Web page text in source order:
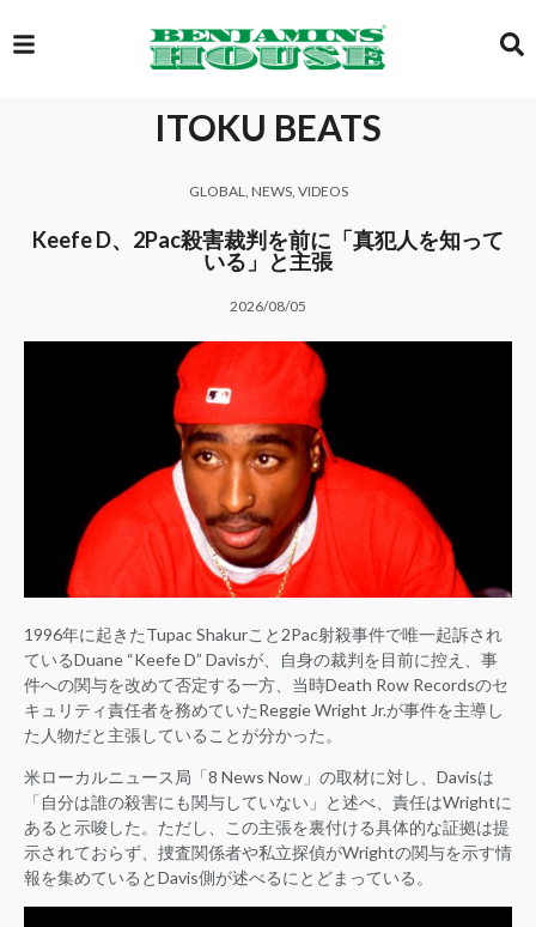
EXCLUSIVE
GLOBAL
GALLERY
LOGIN
ITOKU BEATS
GLOBAL NEWS, VIDEOS
Keefe D、2Pac殺害裁判を前に「真犯人を知って
いる」と主張
2026/08/05
1996年に起きたTupac Shakurこと2Pac射殺事件で唯一起訴され
ているDuane “Keefe D” Davisが、自身の裁判を目前に控え、事
件への関与を改めて否定する一方、当時Death Row Recordsのセ
キュリティ責任者を務めていたReggie Wright Jr.が事件を主導し
た人物だと主張していることが分かった。
米ローカルニュース局「8 News Now」の取材に対し、Davisは
「自分は誰の殺害にも関与していない」と述べ、責任はWrightに
あると示唆した。ただし、この主張を裏付ける具体的な証拠は提
示されておらず、捜査関係者や私立探偵がWrightの関与を示す情
報を集めているとDavis側が述べるにとどまっている。